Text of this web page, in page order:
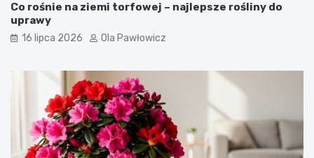
Co rośnie na ziemi torfowej – najlepsze rośliny do
uprawy
16 lipca 2026 Ola Pawłowicz